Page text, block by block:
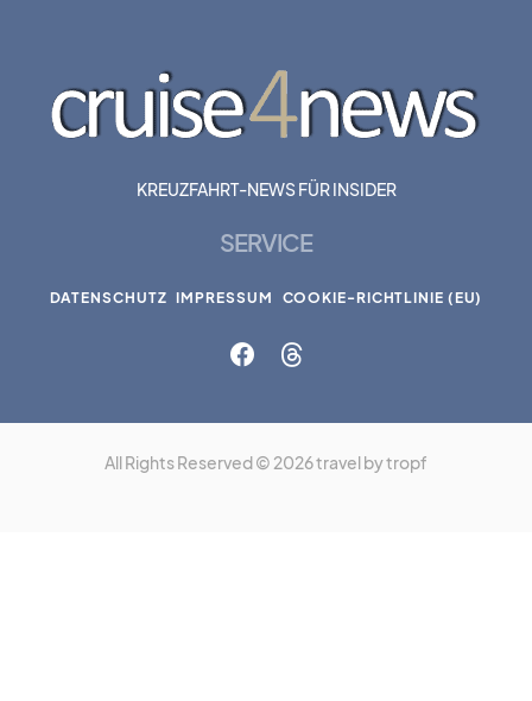
KREUZFAHRT-NEWS FÜR INSIDER
SERVICE
DATENSCHUTZ IMPRESSUM COOKIE-RICHTLINIE (EU)
All Rights Reserved © 2026 travel by tropf